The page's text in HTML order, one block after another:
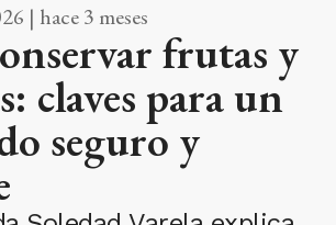
| hace 3 meses
frutas y
claves para un
seguro y